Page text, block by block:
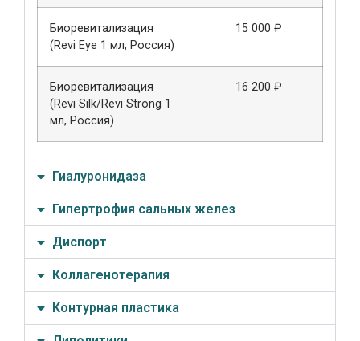
Биоревитализация
(Revi Eye 1 мл, Россия)
15 000 ₽
Биоревитализация
(Revi Silk/Revi Strong 1
мл, Россия)
16 200 ₽
Гиалуронидаза
Гипертрофия сальных желез
Диспорт
Коллагенотерапия
Контурная пластика